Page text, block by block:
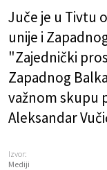
Juče je u Tivtu
unije i
"Zajednički
Zapadnog
važnom skupu
Aleksandar
Izvor:
Mediji